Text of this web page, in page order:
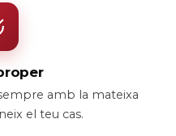
amb la mateixa
el teu cas.